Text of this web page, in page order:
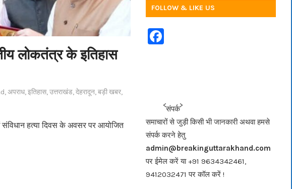
लोकतंत्र के इतिहास
,अपराध,इतिहास,उत्तराखंड,देहरादून,बड़ी खबर,
संविधान हत्या दिवस के अवसर पर आयोजित
FOLLOW & LIKE US
F
b
o
o
k
संपर्क
समाचारों से जुड़ी किसी भी जानकारी अथवा हमसे
संपर्क करने हेतु
admin@breakinguttarakhand.com
पर ईमेल करें या +91 9634342461,
9412032471 पर कॉल करें !